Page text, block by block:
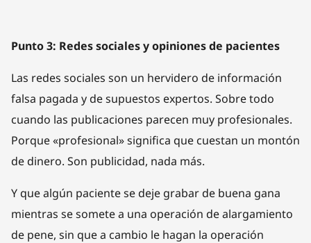
Punto 3: Redes sociales y opiniones de pacientes
Las redes sociales son un hervidero de información
falsa pagada y de supuestos expertos. Sobre todo
cuando las publicaciones parecen muy profesionales.
Porque «profesional» significa que cuestan un montón
de dinero. Son publicidad, nada más.
Y que algún paciente se deje grabar de buena gana
mientras se somete a una operación de alargamiento
de pene, sin que a cambio le hagan la operación